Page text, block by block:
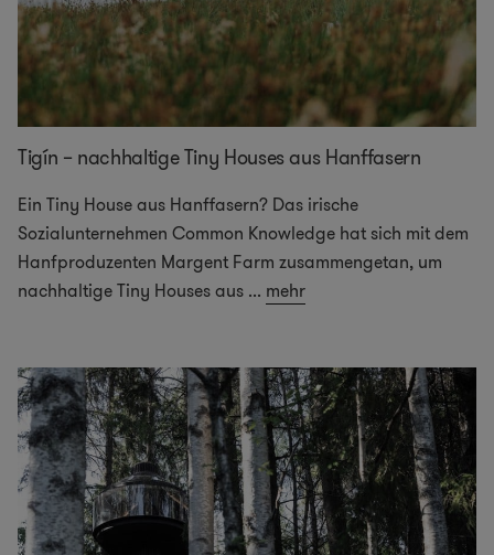
Tigín – nachhaltige Tiny Houses aus Hanffasern
Ein Tiny House aus Hanffasern? Das irische
Sozialunternehmen Common Knowledge hat sich mit dem
Hanfproduzenten Margent Farm zusammengetan, um
nachhaltige Tiny Houses aus ... mehr